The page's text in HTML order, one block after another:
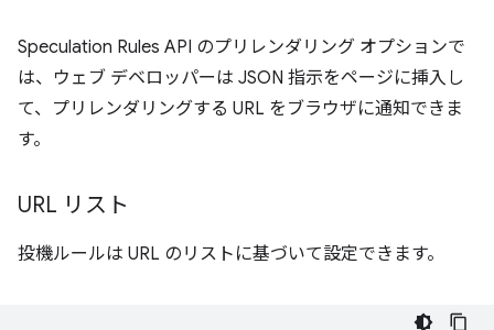
Speculation Rules API のプリレンダリング オプションで
は、ウェブ デベロッパーは JSON 指示をページに挿入し
て、プリレンダリングする URL をブラウザに通知できま
す。
URL リスト
投機ルールは URL のリストに基づいて設定できます。